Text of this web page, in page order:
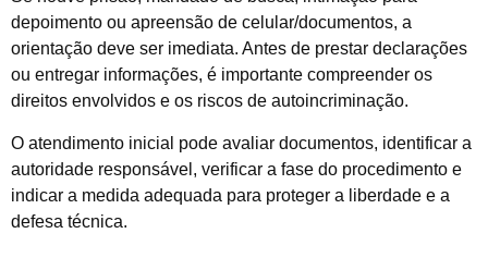
depoimento ou apreensão de celular/documentos, a
orientação deve ser imediata. Antes de prestar declarações
ou entregar informações, é importante compreender os
direitos envolvidos e os riscos de autoincriminação.
O atendimento inicial pode avaliar documentos, identificar a
autoridade responsável, verificar a fase do procedimento e
indicar a medida adequada para proteger a liberdade e a
defesa técnica.